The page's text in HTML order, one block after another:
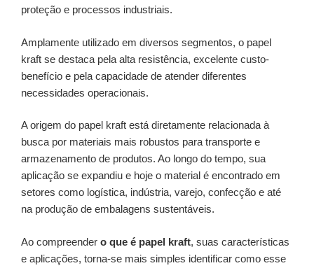
proteção e processos industriais.
Amplamente utilizado em diversos segmentos, o papel
kraft se destaca pela alta resistência, excelente custo-
benefício e pela capacidade de atender diferentes
necessidades operacionais.
A origem do papel kraft está diretamente relacionada à
busca por materiais mais robustos para transporte e
armazenamento de produtos. Ao longo do tempo, sua
aplicação se expandiu e hoje o material é encontrado em
setores como logística, indústria, varejo, confecção e até
na produção de embalagens sustentáveis.
Ao compreender o que é papel kraft, suas características
e aplicações, torna-se mais simples identificar como esse